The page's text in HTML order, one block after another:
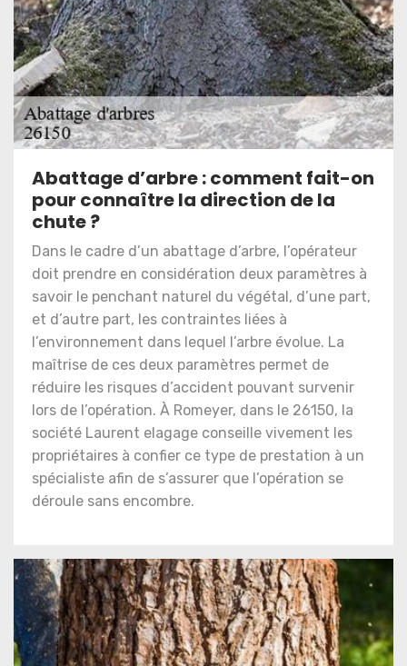
Abattage d’arbre : comment fait-on
pour connaître la direction de la
chute ?
Dans le cadre d’un abattage d’arbre, l’opérateur
doit prendre en considération deux paramètres à
savoir le penchant naturel du végétal, d’une part,
et d’autre part, les contraintes liées à
l’environnement dans lequel l’arbre évolue. La
maîtrise de ces deux paramètres permet de
réduire les risques d’accident pouvant survenir
lors de l’opération. À Romeyer, dans le 26150, la
société Laurent elagage conseille vivement les
propriétaires à confier ce type de prestation à un
spécialiste afin de s’assurer que l’opération se
déroule sans encombre.